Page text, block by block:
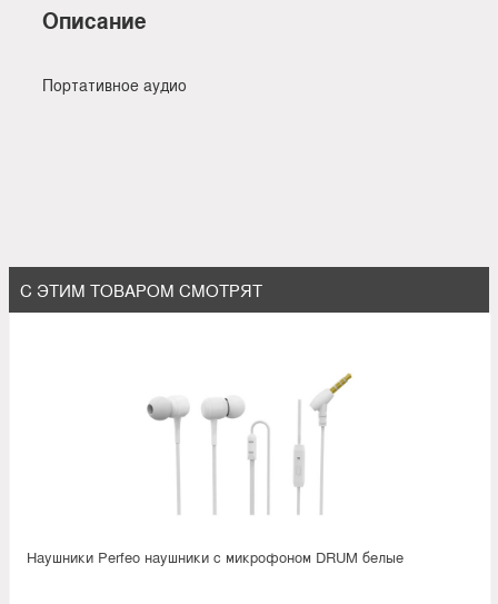
Описание
Портативное аудио
С ЭТИМ ТОВАРОМ СМОТРЯТ
Наушники Perfeo наушники c микрофоном DRUM белые